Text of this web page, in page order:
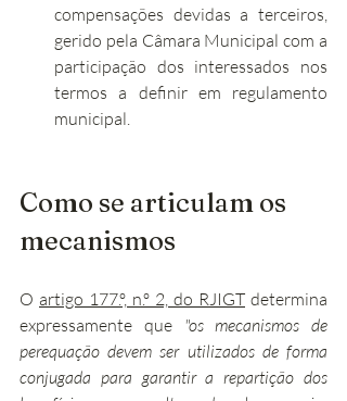
compensações devidas a terceiros,
gerido pela Câmara Municipal com a
participação dos interessados nos
termos a definir em regulamento
municipal.
Como se articulam os
mecanismos
O artigo 177.º, n.º 2, do RJIGT determina
expressamente que
"os mecanismos de
perequação devem ser utilizados de forma
conjugada para garantir a repartição dos